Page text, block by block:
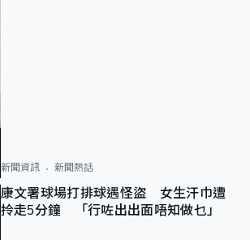
新聞資訊 新聞熱話
康文署球場打排球遇怪盜 女生汗巾遭
拎走5分鐘 「行咗出出面唔知做乜」